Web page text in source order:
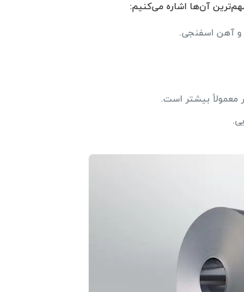
آن‌ها اشاره می‌کنیم:
و آهن اسفنجی.
معمولاً بیشتر است.